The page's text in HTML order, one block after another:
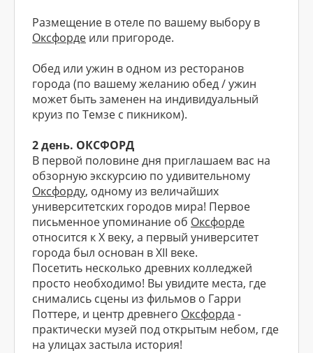
Размещение в отеле по вашему выбору в
Оксфорде или пригороде.
Обед или ужин в одном из ресторанов
города (по вашему желанию обед / ужин
может быть заменен на индивидуальный
круиз по Темзе с пикником).
2 день. ОКСФОРД
В первой половине дня приглашаем вас на
обзорную экскурсию по удивительному
Оксфорду, одному из величайших
университетских городов мира! Первое
письменное упоминание об Оксфорде
относится к X веку, а первый университет
города был основан в XII веке.
Посетить несколько древних колледжей
просто необходимо! Вы увидите места, где
снимались сцены из фильмов о Гарри
Поттере, и центр древнего Оксфорда -
практически музей под открытым небом, где
на улицах застыла история!